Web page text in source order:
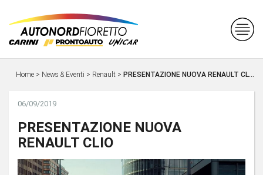
Home > News & Eventi > Renault > PRESENTAZIONE NUOVA RENAULT CL...
06/09/2019
PRESENTAZIONE NUOVA
RENAULT CLIO